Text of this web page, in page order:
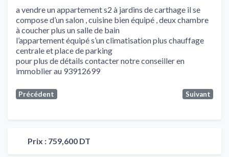
a vendre un appartement s2 à jardins de carthage il se
compose d’un salon , cuisine bien équipé , deux chambre
à coucher plus un salle de bain
l’appartement équipé s’un climatisation plus chauffage
centrale et place de parking
pour plus de détails contacter notre conseiller en
immoblier au 93912699
Précédent Suivant
Prix : 759,600 DT